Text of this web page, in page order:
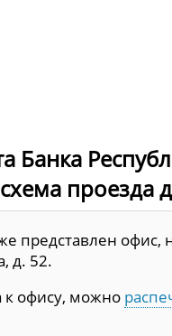
Банка
проезда
представлен офис,
д. 52.
к офису, можно